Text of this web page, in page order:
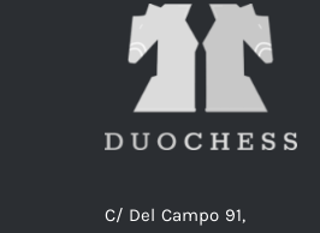
C/ Del Campo 91,